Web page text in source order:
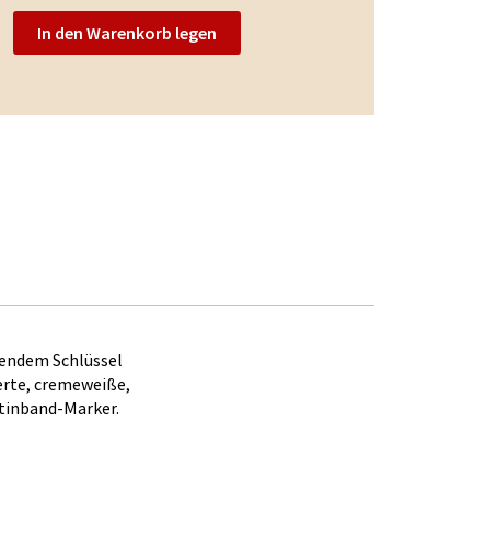
In den Warenkorb legen
Schlüssel
cremeweiße,
Marker.